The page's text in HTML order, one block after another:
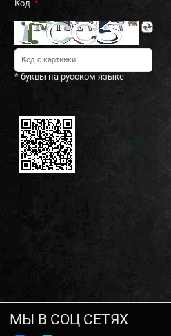
Код
* буквы на русском языке
МЫ В СОЦ СЕТЯХ